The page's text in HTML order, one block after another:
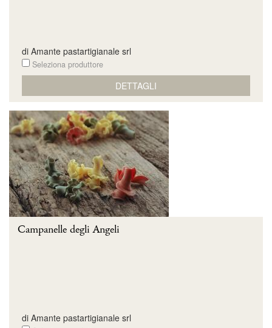
di Amante pastartigianale srl
Seleziona produttore
DETTAGLI
Campanelle degli Angeli
di Amante pastartigianale srl